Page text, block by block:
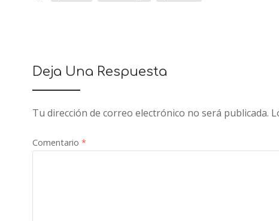
Deja Una Respuesta
Tu dirección de correo electrónico no será publicada.
Comentario *